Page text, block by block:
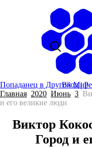
Попаданец в Другой Мир
Вход|
Главная 2020 Июнь 3
и его великие люди
Виктор
Город и